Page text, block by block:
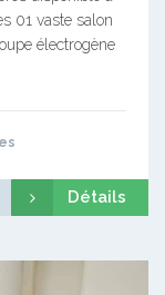
01 vaste salon
électrogène
Détails